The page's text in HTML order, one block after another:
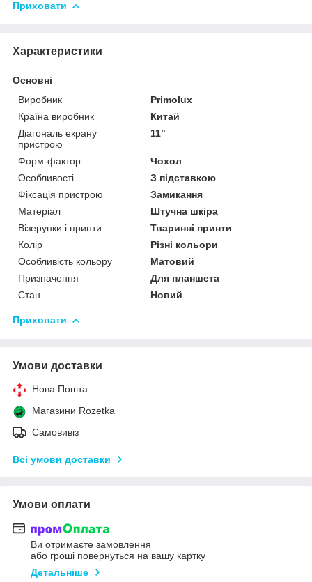
Приховати
Характеристики
Основні
Виробник
Primolux
Країна виробник
Китай
Діагональ екрану
пристрою
11"
Форм-фактор
Чохол
Особливості
З підставкою
Фіксація пристрою
Замикання
Матеріал
Штучна шкіра
Візерунки і принти
Тваринні принти
Колір
Різні кольори
Особливість кольору
Матовий
Призначення
Для планшета
Стан
Новий
Приховати
Умови доставки
Нова Пошта
Магазини Rozetka
Самовивіз
Всі умови доставки
Умови оплати
Ви отримаєте замовлення
або гроші повернуться на вашу картку
Детальніше